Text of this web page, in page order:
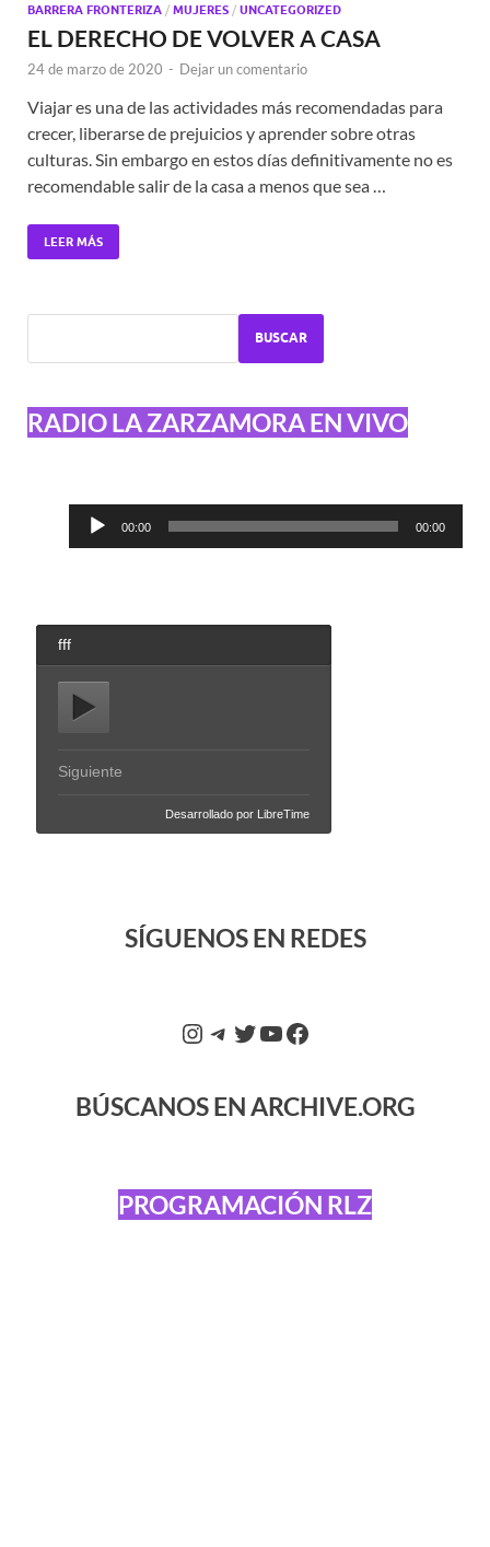
BARRERA FRONTERIZA / MUJERES / UNCATEGORIZED
EL DERECHO DE VOLVER A CASA
24 de marzo de 2020 - Dejar un comentario
Viajar es una de las actividades más recomendadas para
crecer, liberarse de prejuicios y aprender sobre otras
culturas. Sin embargo en estos días definitivamente no es
recomendable salir de la casa a menos que sea …
LEER MÁS
BUSCAR
RADIO LA ZARZAMORA EN VIVO
Reproductor
00:00 00:00
SÍGUENOS EN REDES
BÚSCANOS EN ARCHIVE.ORG
PROGRAMACIÓN RLZ